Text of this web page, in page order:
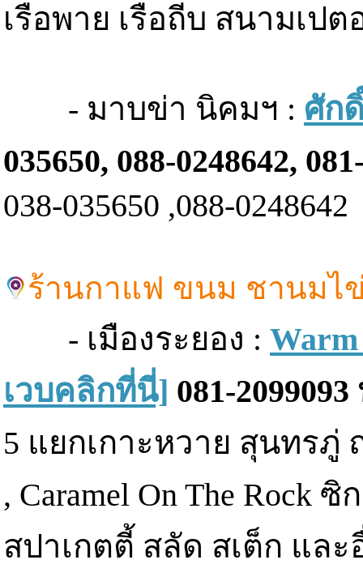
เรือพาย เรือถีบ สนามเป
- มาบข่า นิคมฯ : ศัก
035650, 088-0248642,
038-035650 ,088-0248642
ร้านกาแฟ ขนม ชานมไ
- เมืองระยอง :
เวบคลิกที่นี่] 081-
5 แยกเกาะหวาย สุนทรภู่
, Caramel On The Rock
สปาเกตตี้ สลัด สเต็ก และ